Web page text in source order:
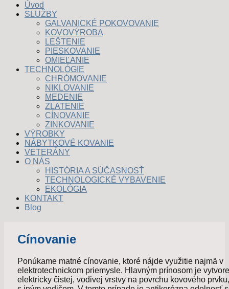
Úvod
SLUŽBY
GALVANICKÉ POKOVOVANIE
KOVOVÝROBA
LEŠTENIE
PIESKOVANIE
OMIEĽANIE
TECHNOLÓGIE
CHRÓMOVANIE
NIKLOVANIE
MEDENIE
ZLATENIE
CÍNOVANIE
ZINKOVANIE
VÝROBKY
NÁBYTKOVÉ KOVANIE
VETERÁNY
O NÁS
HISTÓRIA A SÚČASNOSŤ
TECHNOLOGICKÉ VYBAVENIE
EKOLÓGIA
KONTAKT
Blog
Cínovanie
Ponúkame matné cínovanie, ktoré nájde využitie najmä v
elektrotechnickom priemysle. Hlavným prínosom je
elektricky čistej, vodivej vrstvy na povrchu kovového